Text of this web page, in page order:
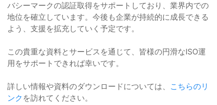
バシーマークの認証取得をサポートしており、業界内での
地位を確立しています。今後も企業が持続的に成長できる
よう、支援を拡充していく予定です。
この貴重な資料とサービスを通じて、皆様の円滑なISO運
用をサポートできれば幸いです。
詳しい情報や資料のダウンロードについては、 こちらのリ
ンク を訪れてください。